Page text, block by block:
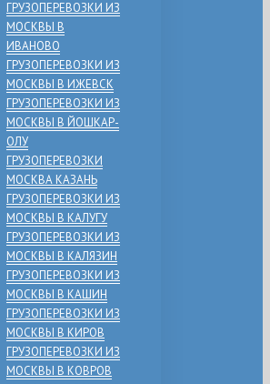
ГРУЗОПЕРЕВОЗКИ ИЗ
МОСКВЫ В
ИВАНОВО
ГРУЗОПЕРЕВОЗКИ ИЗ
МОСКВЫ В ИЖЕВСК
ГРУЗОПЕРЕВОЗКИ ИЗ
МОСКВЫ В ЙОШКАР-
ОЛУ
ГРУЗОПЕРЕВОЗКИ
МОСКВА КАЗАНЬ
ГРУЗОПЕРЕВОЗКИ ИЗ
МОСКВЫ В КАЛУГУ
ГРУЗОПЕРЕВОЗКИ ИЗ
МОСКВЫ В КАЛЯЗИН
ГРУЗОПЕРЕВОЗКИ ИЗ
МОСКВЫ В КАШИН
ГРУЗОПЕРЕВОЗКИ ИЗ
МОСКВЫ В КИРОВ
ГРУЗОПЕРЕВОЗКИ ИЗ
МОСКВЫ В КОВРОВ